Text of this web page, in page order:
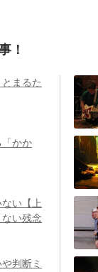
！
まるた
かか
い【上
い残念
判断ミ